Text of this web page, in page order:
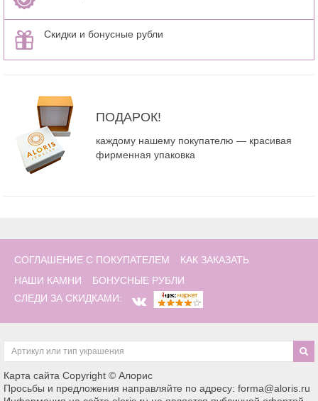
Скидки и бонусные рубли
ПОДАРОК!
каждому нашему покупателю — красивая
фирменная упаковка
СОГЛАШЕНИЕ С ПОКУПАТЕЛЕМ
КАК ЗАКАЗАТЬ
НАШИ КАМНИ
БОНУСНЫЕ РУБЛИ
СЛЕДИ ЗА СКИДКАМИ:
Карта сайта Copyright © Алорис
Просьбы и предложения направляйте по адресу: forma@aloris.ru